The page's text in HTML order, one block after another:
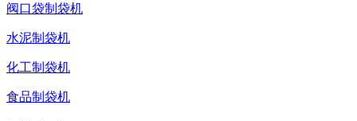
阀口袋制袋机
水泥制袋机
化工制袋机
食品制袋机